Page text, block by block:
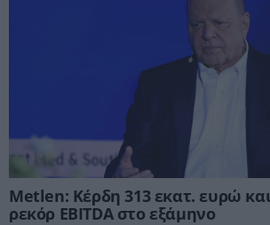
Metlen: Κέρδη 313 εκατ. ευρώ
ρεκόρ EBITDA στο εξάμηνο